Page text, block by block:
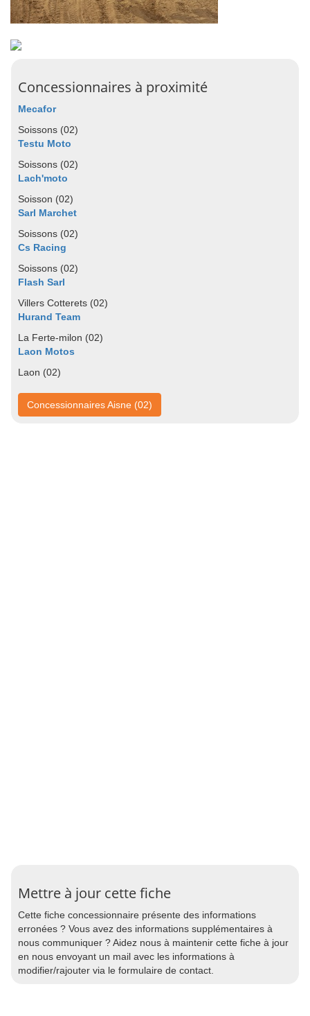
Concessionnaires à proximité
Mecafor
Soissons (02)
Testu Moto
Soissons (02)
Lach'moto
Soisson (02)
Sarl Marchet
Soissons (02)
Cs Racing
Soissons (02)
Flash Sarl
Villers Cotterets (02)
Hurand Team
La Ferte-milon (02)
Laon Motos
Laon (02)
Concessionnaires Aisne (02)
Mettre à jour cette fiche
Cette fiche concessionnaire présente des informations
erronées ? Vous avez des informations supplémentaires à
nous communiquer ? Aidez nous à maintenir cette fiche à jour
en nous envoyant un mail avec les informations à
modifier/rajouter via le formulaire de contact.